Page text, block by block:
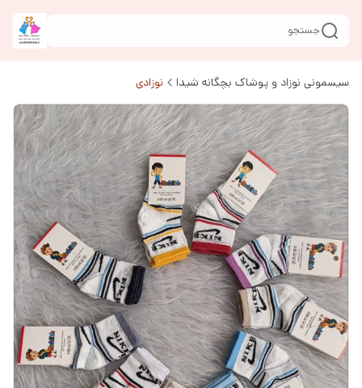
جستجو
سیسمونی نوزاد و پوشاک بچگانه شیدا نوزادی